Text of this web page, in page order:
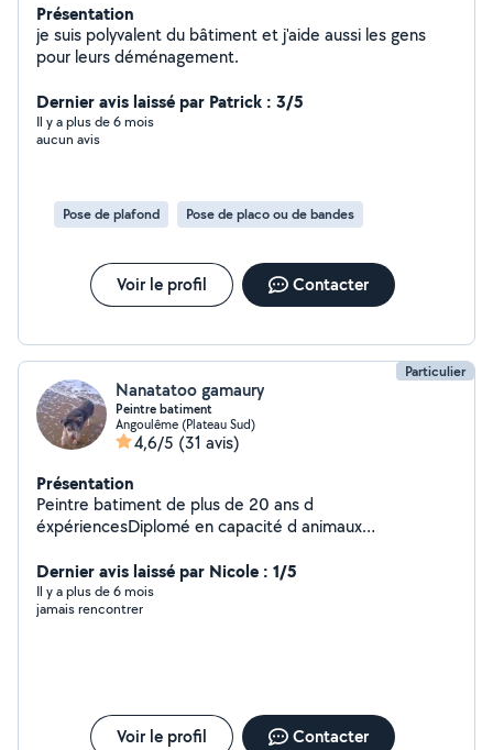
Présentation
je suis polyvalent du bâtiment et j'aide aussi les gens
pour leurs déménagement.
Dernier avis laissé par Patrick : 3/5
Il y a plus de 6 mois
aucun avis
Pose de plafond Pose de placo ou de bandes
Voir le profil Contacter
Particulier
Nanatatoo gamaury
Peintre batiment
Angoulême (Plateau Sud)
4,6/5 (31 avis)
Présentation
Peintre batiment de plus de 20 ans d
éxpériencesDiplomé en capacité d animaux
toutes propositionsA votre sérvice.
Dernier avis laissé par Nicole : 1/5
Il y a plus de 6 mois
jamais rencontrer
Voir le profil Contacter